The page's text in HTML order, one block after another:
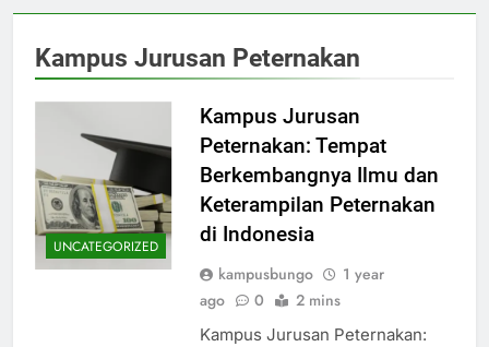
Kampus Jurusan Peternakan
UNCATEGORIZED
Kampus Jurusan
Peternakan: Tempat
Berkembangnya Ilmu dan
Keterampilan Peternakan
di Indonesia
kampusbungo
1 year
ago
0 2 mins
Kampus Jurusan Peternakan: